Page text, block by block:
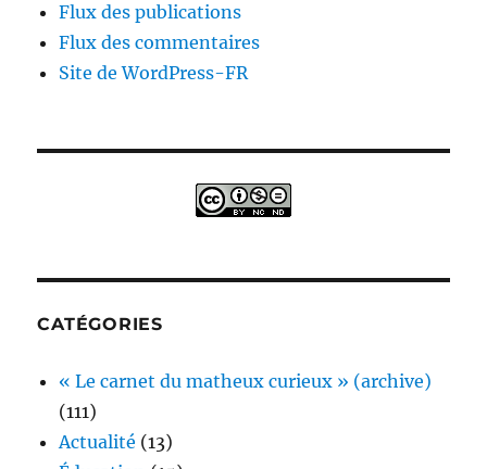
Flux des publications
Flux des commentaires
Site de WordPress-FR
CATÉGORIES
« Le carnet du matheux curieux » (archive)
(111)
Actualité (13)